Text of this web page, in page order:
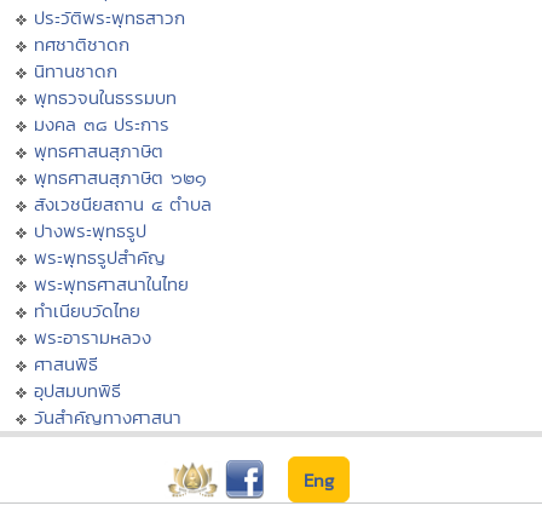
ประวัติพระพุทธสาวก
ทศชาติชาดก
นิทานชาดก
พุทธวจนในธรรมบท
มงคล ๓๘ ประการ
พุทธศาสนสุภาษิต
พุทธศาสนสุภาษิต ๖๒๑
สังเวชนียสถาน ๔ ตำบล
ปางพระพุทธรูป
พระพุทธรูปสำคัญ
พระพุทธศาสนาในไทย
ทำเนียบวัดไทย
พระอารามหลวง
ศาสนพิธี
อุปสมบทพิธี
วันสำคัญทางศาสนา
Eng